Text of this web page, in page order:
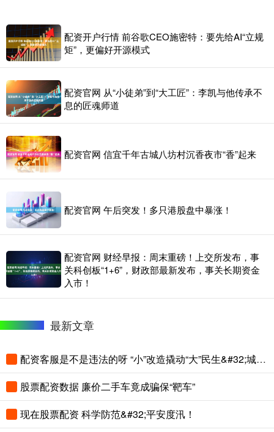
配资开户行情 前谷歌CEO施密特：要先给AI“立规
矩”，更偏好开源模式
配资官网 从“小徒弟”到“大工匠”：李凯与他传承不
息的匠魂师道
配资官网 信宜千年古城八坊村沉香夜市“香”起来
配资官网 午后突发！多只港股盘中暴涨！
配资官网 财经早报：周末重磅！上交所发布，事
关科创板“1+6”，财政部最新发布，事关长期资金
入市！
最新文章
配资客服是不是违法的呀 “小”改造撬动“大”民生&#32;城市微更新切实提升群众“幸福感+获得感”
股票配资数据 廉价二手车竟成骗保“靶车”
现在股票配资 科学防范&#32;平安度汛！